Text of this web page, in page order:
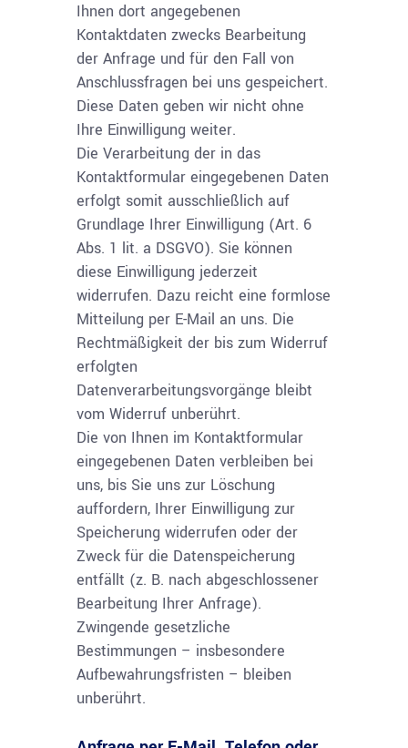
Ihnen dort angegebenen
Kontaktdaten zwecks Bearbeitung
der Anfrage und für den Fall von
Anschlussfragen bei uns gespeichert.
Diese Daten geben wir nicht ohne
Ihre Einwilligung weiter.
Die Verarbeitung der in das
Kontaktformular eingegebenen Daten
erfolgt somit ausschließlich auf
Grundlage Ihrer Einwilligung (Art. 6
Abs. 1 lit. a DSGVO). Sie können
diese Einwilligung jederzeit
widerrufen. Dazu reicht eine formlose
Mitteilung per E-Mail an uns. Die
Rechtmäßigkeit der bis zum Widerruf
erfolgten
Datenverarbeitungsvorgänge bleibt
vom Widerruf unberührt.
Die von Ihnen im Kontaktformular
eingegebenen Daten verbleiben bei
uns, bis Sie uns zur Löschung
auffordern, Ihrer Einwilligung zur
Speicherung widerrufen oder der
Zweck für die Datenspeicherung
entfällt (z. B. nach abgeschlossener
Bearbeitung Ihrer Anfrage).
Zwingende gesetzliche
Bestimmungen – insbesondere
Aufbewahrungsfristen – bleiben
unberührt.